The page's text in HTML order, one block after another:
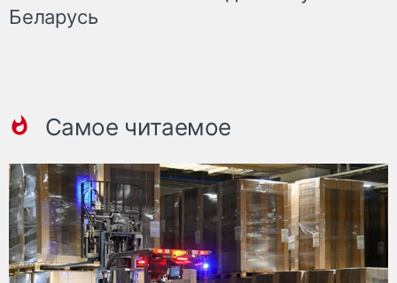
Беларусь
Самое читаемое